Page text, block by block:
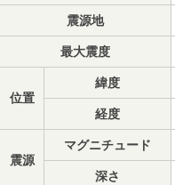
震源地
最大震度
位置
緯度
経度
震源
マグニチュード
深さ